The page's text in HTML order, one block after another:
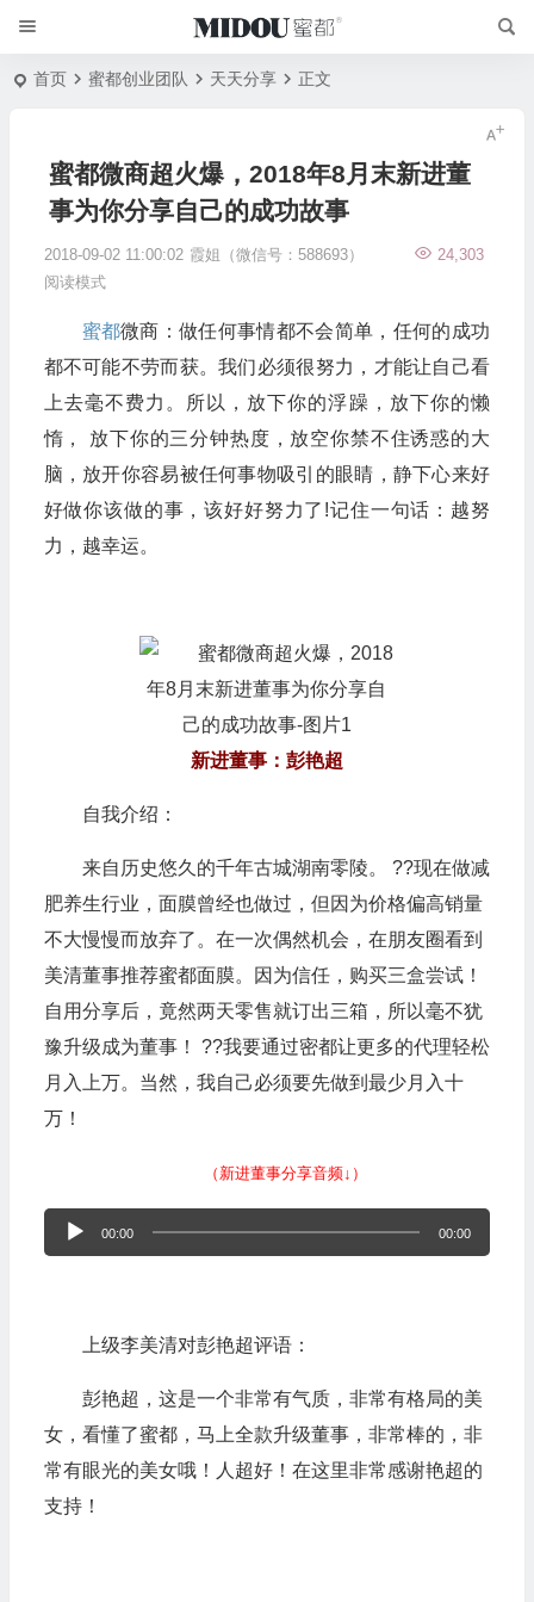
首页 蜜都创业团队 天天分享 正文
蜜都微商超火爆，2018年8月末新进董
事为你分享自己的成功故事
2018-09-02 11:00:02 霞姐（微信号：588693）
24,303
阅读模式
蜜都微商：做任何事情都不会简单，任何的成功
都不可能不劳而获。我们必须很努力，才能让自己看
上去毫不费力。所以，放下你的浮躁，放下你的懒
惰， 放下你的三分钟热度，放空你禁不住诱惑的大
脑，放开你容易被任何事物吸引的眼睛，静下心来好
好做你该做的事，该好好努力了!记住一句话：越努
力，越幸运。
新进董事：彭艳超
自我介绍：
来自历史悠久的千年古城湖南零陵。 ??现在做减
肥养生行业，面膜曾经也做过，但因为价格偏高销量
不大慢慢而放弃了。在一次偶然机会，在朋友圈看到
美清董事推荐蜜都面膜。因为信任，购买三盒尝试！
自用分享后，竟然两天零售就订出三箱，所以毫不犹
豫升级成为董事！ ??我要通过密都让更多的代理轻松
月入上万。当然，我自己必须要先做到最少月入十
万！
（新进董事分享音频↓）
频
00:00 00:00
上级李美清对彭艳超评语：
彭艳超，这是一个非常有气质，非常有格局的美
女，看懂了蜜都，马上全款升级董事，非常棒的，非
常有眼光的美女哦！人超好！在这里非常感谢艳超的
支持！